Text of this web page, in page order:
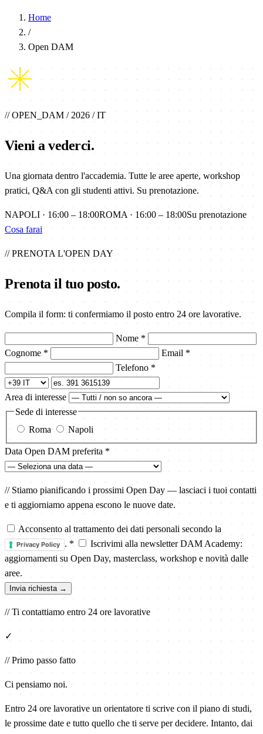
Home
/
Open DAM
// OPEN_DAM / 2026 / IT
Vieni avederci.
Una giornata dentro l'accademia. Tutte le aree aperte, workshop
pratici, Q&A con gli studenti attivi. Su prenotazione.
NAPOLI · 16:00 – 18:00ROMA · 16:00 – 18:00Su prenotazione
Cosa farai
// PRENOTA L'OPEN DAY
Prenota il tuo posto.
Compila il form: ti confermiamo il posto entro 24 ore lavorative.
Nome *
Cognome * Email *
Telefono *
Area di interesse
Sede di interesse
Roma
Napoli
Data Open DAM preferita *
// Stiamo pianificando i prossimi Open Day — lasciaci i tuoi contatti
e ti aggiorniamo appena escono le nuove date.
Acconsento al trattamento dei dati personali secondo la
Privacy Policy . *
Iscrivimi alla newsletter DAM Academy:
aggiornamenti su Open Day, masterclass, workshop e novità dalle
aree.
Invia richiesta →
// Ti contattiamo entro 24 ore lavorative
✓
// Primo passo fatto
Ci pensiamo noi.
Entro 24 ore lavorative un orientatore ti scrive con il piano di studi,
le prossime date e tutto quello che ti serve per decidere. Intanto, dai